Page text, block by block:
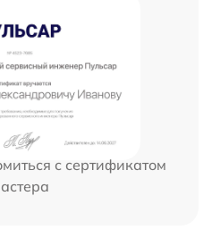
с сертификатом